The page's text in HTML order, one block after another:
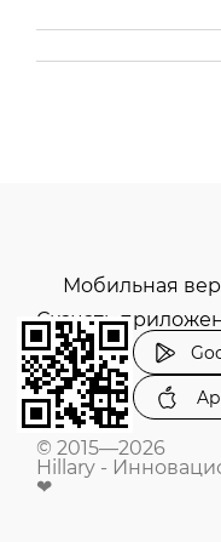
Мобильная
Скачать
© 2015—2026
Hillary -
❤